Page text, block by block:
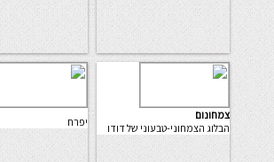
צמחונום
הבלוג הצמחוני-טבעוני של דודו
יפרח